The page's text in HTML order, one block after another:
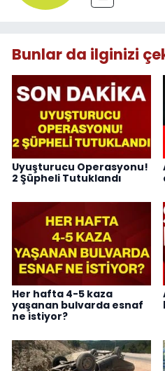
Bunlar da ilginizi
Uyuşturucu Operasyonu!
2 Şüpheli Tutuklandı
Her hafta 4-5 kaza
yaşanan bulvarda esnaf
ne istiyor?